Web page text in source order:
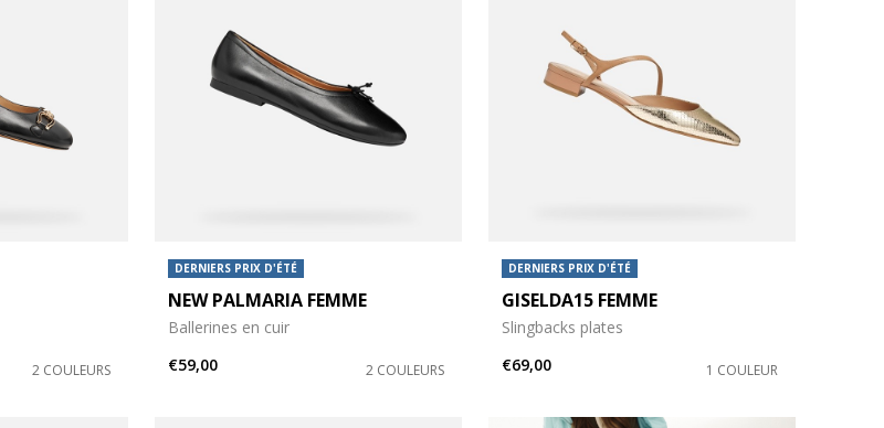
2 COULEURS
DERNIERS PRIX D'ÉTÉ
NEW PALMARIA FEMME
Ballerines en cuir
€59,00
2 COULEURS
DERNIERS PRIX D'ÉTÉ
GISELDA15 FEMME
Slingbacks plates
€69,00
1 COULEUR